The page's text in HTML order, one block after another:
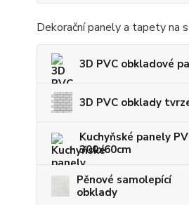
Dekorační panely a tapety na
3D PVC obkladové
3D PVC obklady
Kuchyňské panely
300x60cm
Pěnové samolepící
obklady